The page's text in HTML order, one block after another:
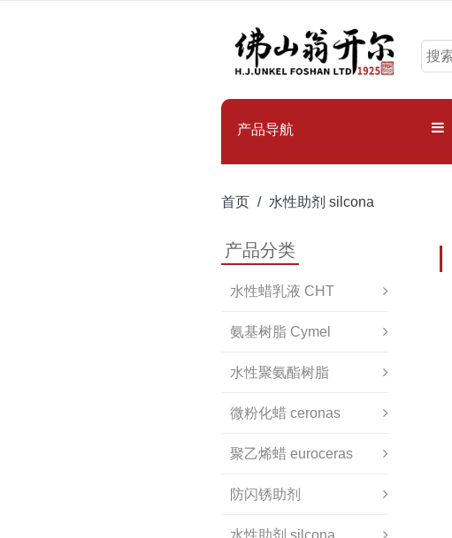
产品导航
首页 水性助剂 silcona
产品分类
水性蜡乳液 CHT
氨基树脂 Cymel
水性聚氨酯树脂
微粉化蜡 ceronas
聚乙烯蜡 euroceras
防闪锈助剂
水性助剂 silcona